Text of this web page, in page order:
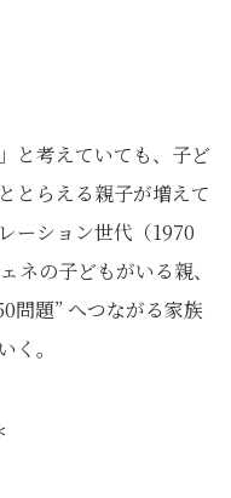
と考えていても、子ど
とらえる親子が増えて
ーション世代（1970
ネの子どもがいる親、
問題” へつながる家族
く。